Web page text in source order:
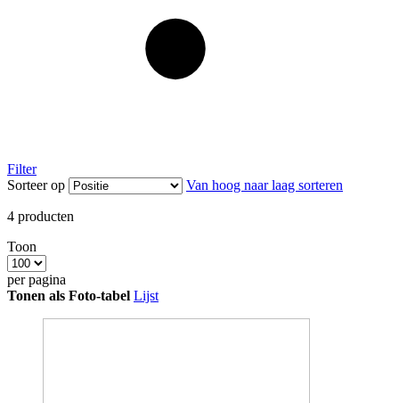
Filter
Sorteer op
Van hoog naar laag sorteren
4 producten
Toon
per pagina
Tonen als Foto-tabel Lijst